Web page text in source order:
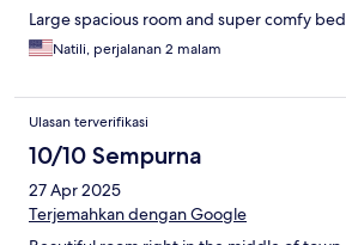
Large spacious room and super comfy bed
Natili, perjalanan 2 malam
Ulasan terverifikasi
10/10 Sempurna
27 Apr 2025
Terjemahkan dengan Google